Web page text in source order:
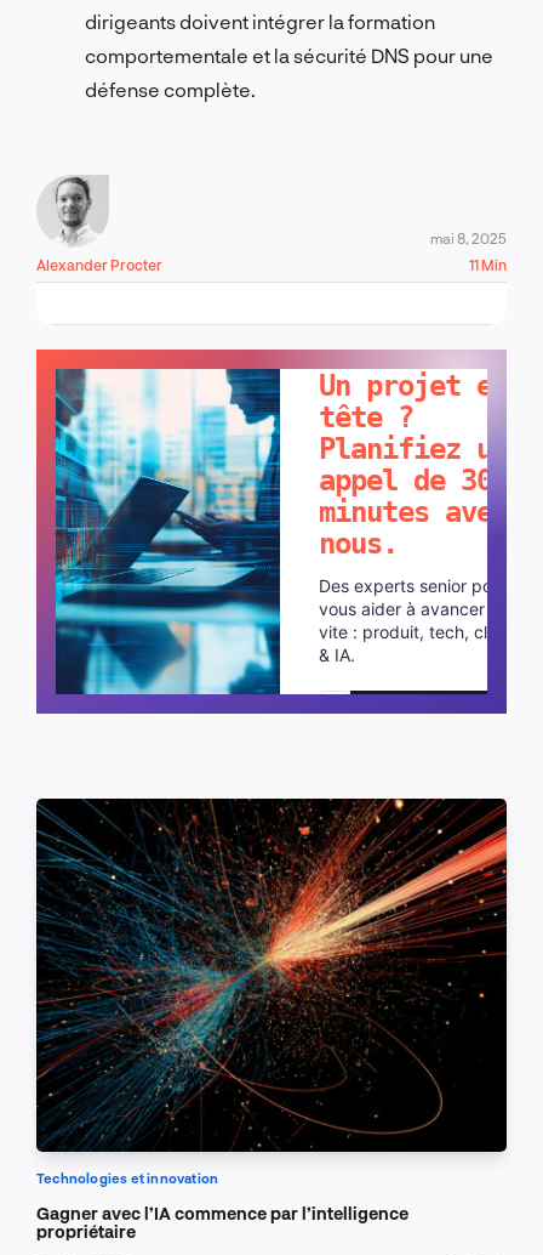
dirigeants doivent intégrer la formation
comportementale et la sécurité DNS pour une
défense complète.
Alexander Procter
mai 8, 2025
11 Min
Un projet en
tête ?
Planifiez un
appel de 30
minutes avec
nous.
Des experts senior pour
vous aider à avancer plus
vite : produit, tech, cloud
& IA.
Planifier un appel
Technologies et innovation
Gagner avec l’IA commence par l’intelligence
propriétaire